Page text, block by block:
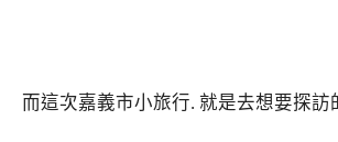
而這次嘉義市小旅行. 就是去想要探訪